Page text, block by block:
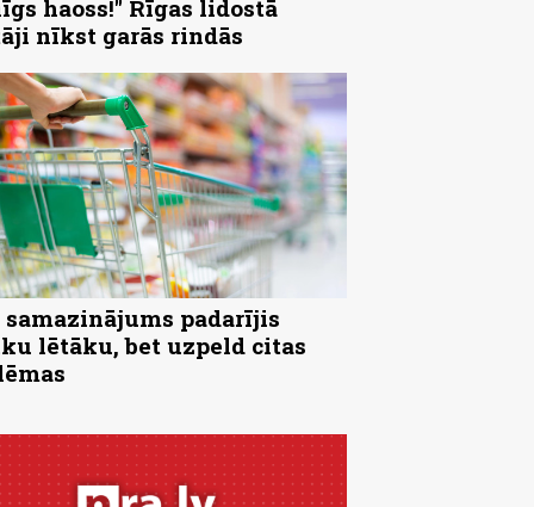
haoss!" Rīgas lidostā
nīkst garās rindās
samazinājums padarījis
lētāku, bet uzpeld citas